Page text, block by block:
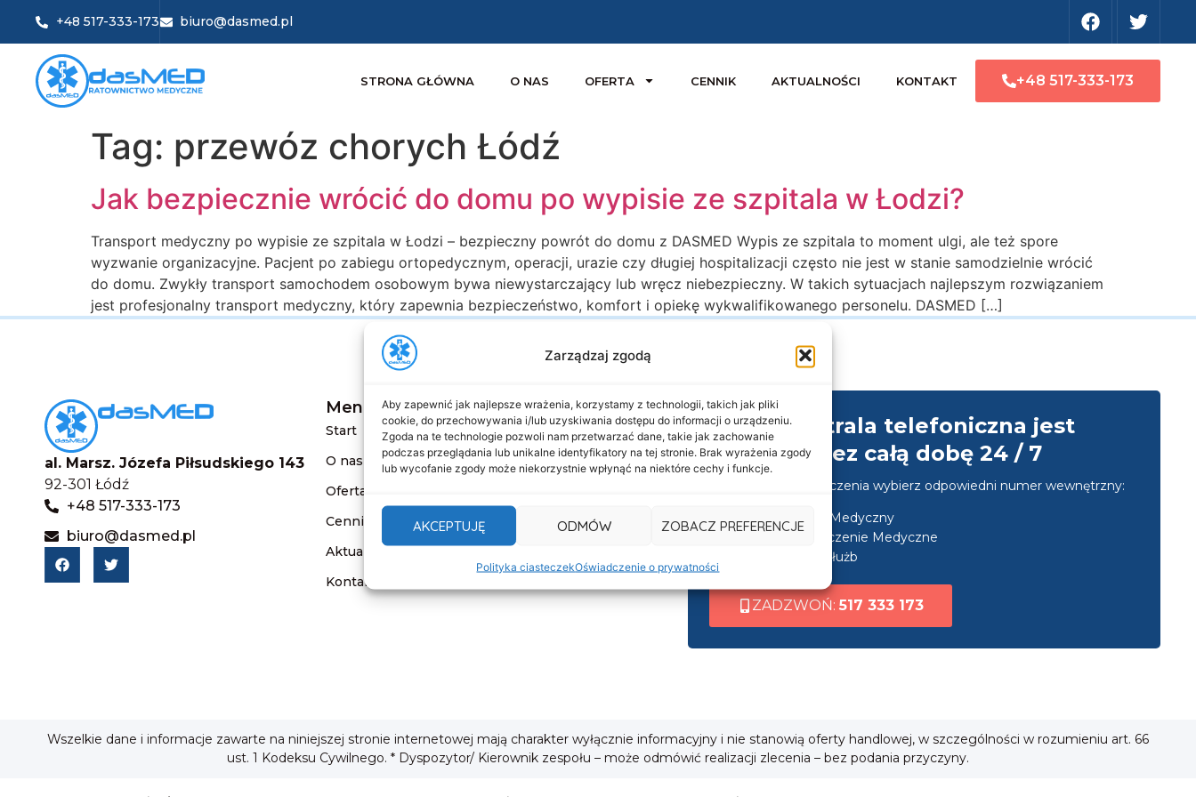
Zarządzaj zgodą
Aby zapewnić jak najlepsze wrażenia, korzystamy z technologii, takich jak pliki
cookie, do przechowywania i/lub uzyskiwania dostępu do informacji o urządzeniu.
Zgoda na te technologie pozwoli nam przetwarzać dane, takie jak zachowanie
podczas przeglądania lub unikalne identyfikatory na tej stronie. Brak wyrażenia zgody
lub wycofanie zgody może niekorzystnie wpłynąć na niektóre cechy i funkcje.
AKCEPTUJĘ ODMÓW ZOBACZ PREFERENCJE
Polityka ciasteczekOświadczenie o prywatności
+48 517-333-173 biuro@dasmed.pl
STRONA GŁÓWNA O NAS OFERTA CENNIK AKTUALNOŚCI KONTAKT +48 517-333-173
Tag: przewóz chorych Łódź
Jak bezpiecznie wrócić do domu po wypisie ze szpitala w Łodzi?
Transport medyczny po wypisie ze szpitala w Łodzi – bezpieczny powrót do domu z DASMED Wypis ze szpitala to moment ulgi, ale też spore
wyzwanie organizacyjne. Pacjent po zabiegu ortopedycznym, operacji, urazie czy długiej hospitalizacji często nie jest w stanie samodzielnie wrócić
do domu. Zwykły transport samochodem osobowym bywa niewystarczający lub wręcz niebezpieczny. W takich sytuacjach najlepszym rozwiązaniem
jest profesjonalny transport medyczny, który zapewnia bezpieczeństwo, komfort i opiekę wykwalifikowanego personelu. DASMED […]
al. Marsz. Józefa Piłsudskiego 143
92-301 Łódź
+48 517-333-173
biuro@dasmed.pl
Menu
Start
O nas
Oferta
Cennik
Aktualności
Kontakt
Informacje
Deklaracja dostępności
Klauzula informacyjna
Nasza centrala telefoniczna jest
czynna przez całą dobę 24 / 7
Po nawiązaniu połączenia wybierz odpowiedni numer wewnętrzny:
wew. 1 ➜ Transport Medyczny
wew. 2 ➜ Zabezpieczenie Medyczne
wew. 3 ➜ Obsługa służb
ZADZWOŃ:517 333 173
Wszelkie dane i informacje zawarte na niniejszej stronie internetowej mają charakter wyłącznie informacyjny i nie stanowią oferty handlowej, w szczególności w rozumieniu art. 66
ust. 1 Kodeksu Cywilnego. * Dyspozytor/ Kierownik zespołu – może odmówić realizacji zlecenia – bez podania przyczyny.